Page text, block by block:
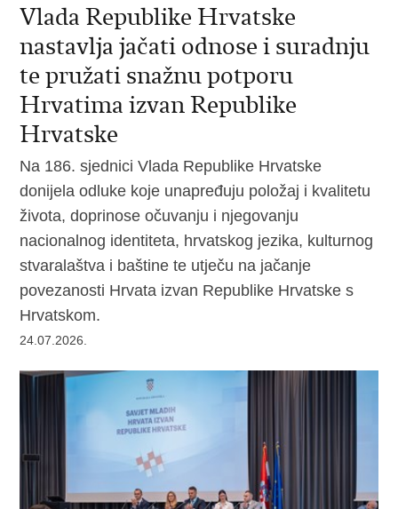
Vlada Republike Hrvatske
nastavlja jačati odnose i suradnju
te pružati snažnu potporu
Hrvatima izvan Republike
Hrvatske
Na 186. sjednici Vlada Republike Hrvatske
donijela odluke koje unapređuju položaj i kvalitetu
života, doprinose očuvanju i njegovanju
nacionalnog identiteta, hrvatskog jezika, kulturnog
stvaralaštva i baštine te utječu na jačanje
povezanosti Hrvata izvan Republike Hrvatske s
Hrvatskom.
24.07.2026.